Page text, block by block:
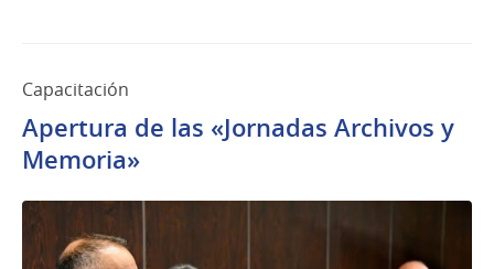
Capacitación
Apertura de las «Jornadas Archivos y
Memoria»